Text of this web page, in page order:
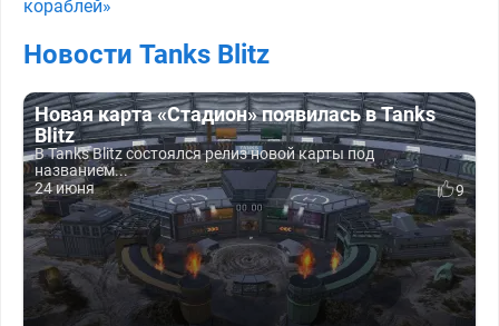
кораблей»
Новости Tanks Blitz
Новая карта «Стадион» появилась в Tanks
Blitz
В Tanks Blitz состоялся релиз новой карты под
названием...
24 июня
9